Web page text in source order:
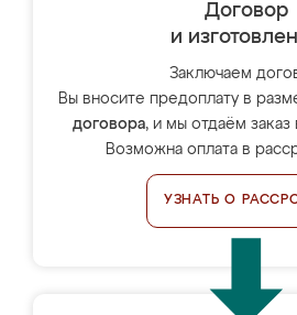
Договор
и
Заключаем
Вы вносите предоплату в
договора, и мы отдаём заказ
Возможна оплата в
УЗНАТЬ О